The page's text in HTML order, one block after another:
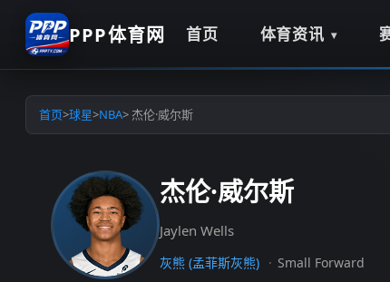
PPP体育网 首页 体育资讯
首页>球星>NBA> 杰伦·威尔斯
杰伦·威尔斯
Jaylen Wells
灰熊 (孟菲斯灰熊) Small Forward